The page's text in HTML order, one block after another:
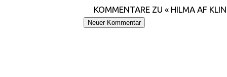
KOMMENTARE ZU « HILMA AF